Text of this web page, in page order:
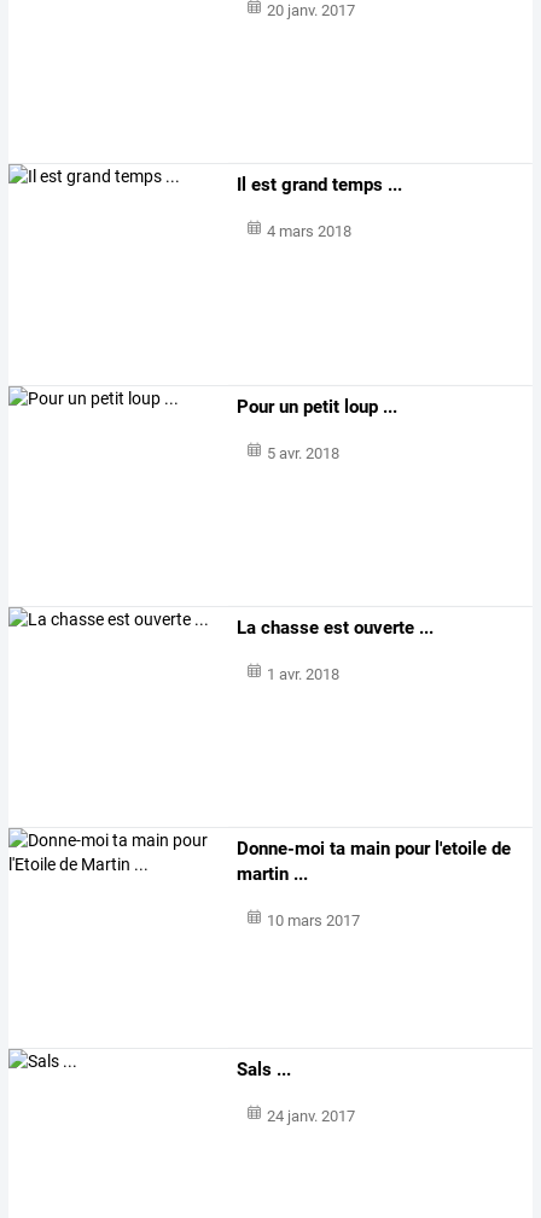
20 janv. 2017
Il est grand temps ...
4 mars 2018
Pour un petit loup ...
5 avr. 2018
La chasse est ouverte ...
1 avr. 2018
Donne-moi ta main pour l'etoile de
martin ...
10 mars 2017
Sals ...
24 janv. 2017